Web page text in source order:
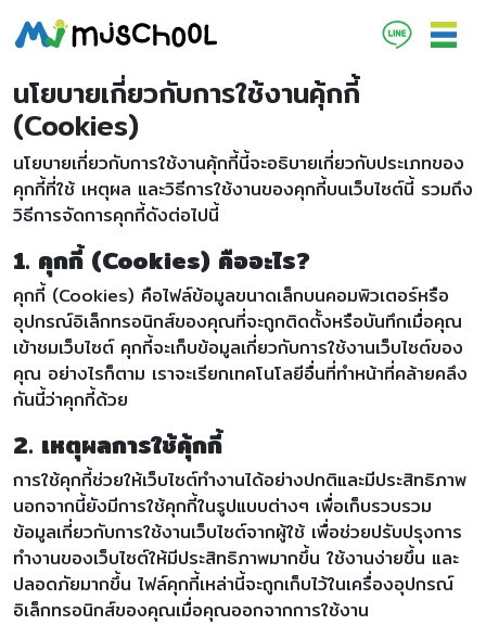
นโยบายเกี่ยวกับการใช้งานคุ้กกี้
(Cookies)
นโยบายเกี่ยวกับการใช้งานคุ้กกี้นี้จะอธิบายเกี่ยวกับประเภทของ
คุกกี้ที่ใช้ เหตุผล และวิธีการใช้งานของคุกกี้บนเว็บไซต์นี้ รวมถึง
วิธีการจัดการคุกกี้ดังต่อไปนี้
1. คุกกี้ (Cookies) คืออะไร?
คุกกี้ (Cookies) คือไฟล์ข้อมูลขนาดเล็กบนคอมพิวเตอร์หรือ
อุปกรณ์อิเล็กทรอนิกส์ของคุณที่จะถูกติดตั้งหรือบันทึกเมื่อคุณ
เข้าชมเว็บไซต์ คุกกี้จะเก็บข้อมูลเกี่ยวกับการใช้งานเว็บไซต์ของ
คุณ อย่างไรก็ตาม เราจะเรียกเทคโนโลยีอื่นที่ทำหน้าที่คล้ายคลึง
กันนี้ว่าคุกกี้ด้วย
2. เหตุผลการใช้คุ้กกี้
การใช้คุกกี้ช่วยให้เว็บไซต์ทำงานได้อย่างปกติและมีประสิทธิภาพ
นอกจากนี้ยังมีการใช้คุกกี้ในรูปแบบต่างๆ เพื่อเก็บรวบรวม
ข้อมูลเกี่ยวกับการใช้งานเว็บไซต์จากผู้ใช้ เพื่อช่วยปรับปรุงการ
ทำงานของเว็บไซต์ให้มีประสิทธิภาพมากขึ้น ใช้งานง่ายขึ้น และ
ปลอดภัยมากขึ้น ไฟล์คุกกี้เหล่านี้จะถูกเก็บไว้ในเครื่องอุปกรณ์
อิเล็กทรอนิกส์ของคุณเมื่อคุณออกจากการใช้งาน